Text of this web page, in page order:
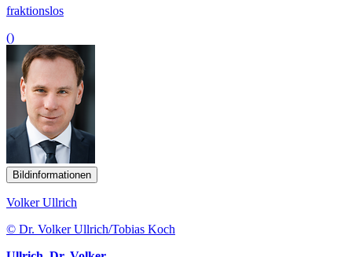
fraktionslos
()
Bildinformationen
Volker Ullrich
© Dr. Volker Ullrich/Tobias Koch